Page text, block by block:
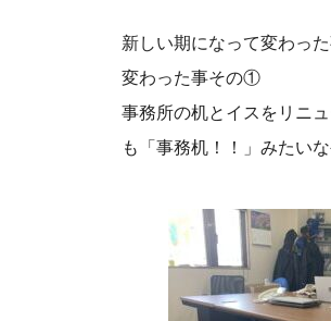
新しい期になって変わっ
変わった事その①
事務所の机とイスをリニ
も「事務机！！」みたい